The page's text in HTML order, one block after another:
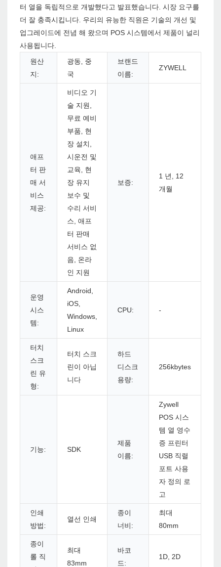
터 열을 독립적으로 개발했다고 발표했습니다. 시장 요구를
더 잘 충족시킵니다. 우리의 유능한 직원은 기술의 개선 및
업그레이드에 전념 해 왔으며 POS 시스템에서 제품이 널리
사용됩니다.
원산
지:
광동, 중
국
브랜드
이름:
ZYWELL
애프
터 판
매 서
비스
제공:
비디오 기
술 지원,
무료 예비
부품, 현
장 설치,
시운전 및
교육, 현
장 유지
보수 및
수리 서비
스, 애프
터 판매
서비스 없
음, 온라
인 지원
보증:
1 년, 12
개월
운영
시스
템:
Android,
iOS,
Windows,
Linux
CPU: -
터치
스크
린 유
형:
터치 스크
린이 아닙
니다
하드
디스크
용량:
256kbytes
기능: SDK
제품
이름:
Zywell
POS 시스
템 열 영수
증 프린터
USB 직렬
포트 사용
자 정의 로
고
인쇄
방법:
열선 인쇄
종이
너비:
최대
80mm
종이
롤 직
최대
83mm
바코
드:
1D, 2D